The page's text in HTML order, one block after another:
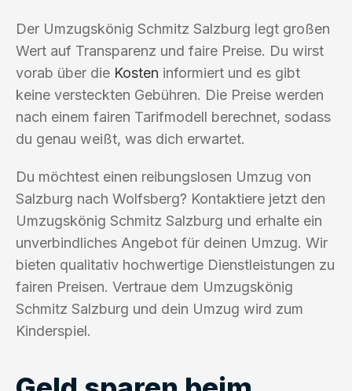
Der Umzugskönig Schmitz Salzburg legt großen
Wert auf Transparenz und faire Preise. Du wirst
vorab über die Kosten informiert und es gibt
keine versteckten Gebühren. Die Preise werden
nach einem fairen Tarifmodell berechnet, sodass
du genau weißt, was dich erwartet.
Du möchtest einen reibungslosen Umzug von
Salzburg nach Wolfsberg? Kontaktiere jetzt den
Umzugskönig Schmitz Salzburg und erhalte ein
unverbindliches Angebot für deinen Umzug. Wir
bieten qualitativ hochwertige Dienstleistungen zu
fairen Preisen. Vertraue dem Umzugskönig
Schmitz Salzburg und dein Umzug wird zum
Kinderspiel.